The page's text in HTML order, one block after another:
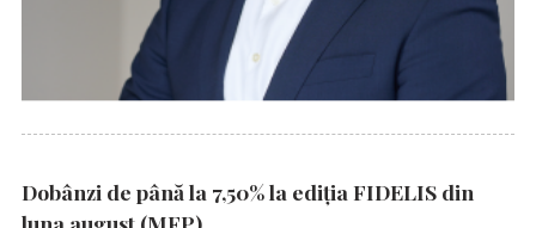
Dobânzi de până la 7,50% la ediția FIDELIS din